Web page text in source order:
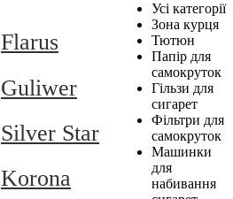
Flarus
Guliwer
Silver Star
Korona
Усі категорії
Зона курця
Тютюн
Папір для
самокруток
Гільзи для
сигарет
Фільтри для
самокруток
Машинки
для
набивання